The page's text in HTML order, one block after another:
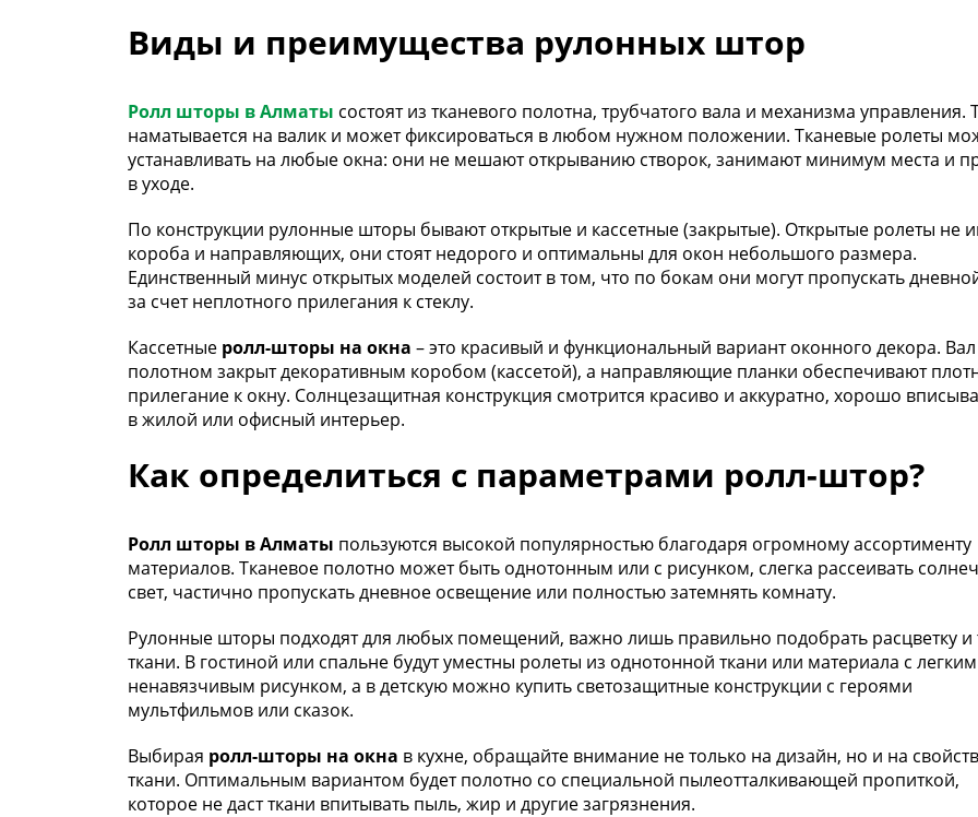
Виды и преимущества рулонных штор
Ролл шторы в Алматы состоят из тканевого полотна, трубчатого вала и механизма управления.
наматывается на валик и может фиксироваться в любом нужном положении. Тканевые ролеты
устанавливать на любые окна: они не мешают открыванию створок, занимают минимум места и
в уходе.
По конструкции рулонные шторы бывают открытые и кассетные (закрытые). Открытые ролеты не
короба и направляющих, они стоят недорого и оптимальны для окон небольшого размера.
Единственный минус открытых моделей состоит в том, что по бокам они могут пропускать
за счет неплотного прилегания к стеклу.
Кассетные ролл-шторы на окна – это красивый и функциональный вариант оконного декора. Вал
полотном закрыт декоративным коробом (кассетой), а направляющие планки обеспечивают
прилегание к окну. Солнцезащитная конструкция смотрится красиво и аккуратно, хорошо
в жилой или офисный интерьер.
Как определиться с параметрами ролл-штор?
Ролл шторы в Алматы пользуются высокой популярностью благодаря огромному ассортименту
материалов. Тканевое полотно может быть однотонным или с рисунком, слегка рассеивать
свет, частично пропускать дневное освещение или полностью затемнять комнату.
Рулонные шторы подходят для любых помещений, важно лишь правильно подобрать расцветку и
ткани. В гостиной или спальне будут уместны ролеты из однотонной ткани или материала с легким
ненавязчивым рисунком, а в детскую можно купить светозащитные конструкции с героями
мультфильмов или сказок.
Выбирая ролл-шторы на окна в кухне, обращайте внимание не только на дизайн, но и на
ткани. Оптимальным вариантом будет полотно со специальной пылеотталкивающей пропиткой,
которое не даст ткани впитывать пыль, жир и другие загрязнения.